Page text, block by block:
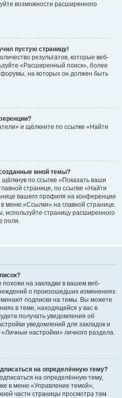
возможности расширенного
пустую страницу!
результатов, которые веб-
«Расширенный поиск», более
форумы, на которых он должен быть
и щёлкните по ссылке «Найти
мной темы?
по ссылке «Показать ваши
странице, по ссылке «Найти
вашего профиля на конференции
меню «Ссылки» на главной странице.
страницу расширенного
поля.
на закладки в вашем веб-
о произошедших изменениях.
подписки на темы. Вы можете
в теме, находящейся у вас в
получать уведомления об
уведомлений для закладок и
настройки» личного раздела.
на определённую тему?
на определённую тему,
в меню «Управление темой»,
части страницы просмотра тем.